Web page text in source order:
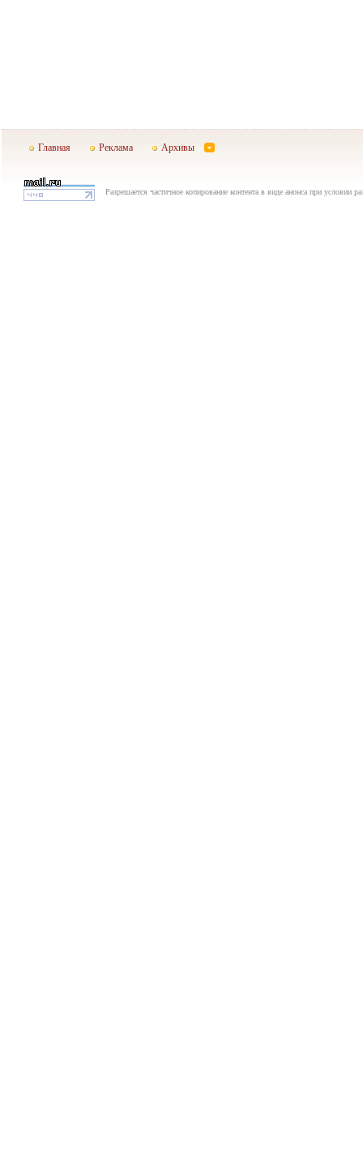
Главная Реклама Архивы
Разрешается частичное копирование контента в виде анонса при условии